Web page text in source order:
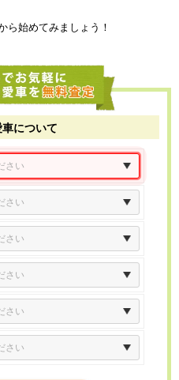
ら始めてみましょう！
について